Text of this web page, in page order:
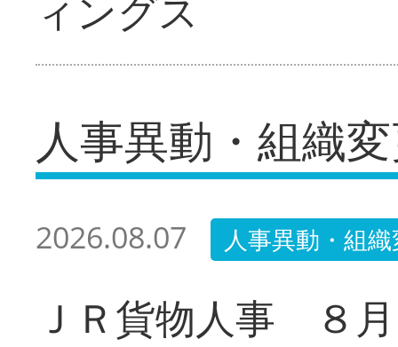
ィングス
人事異動・組織
2026.08.07 人事異動・組
ＪＲ貨物人事 ８